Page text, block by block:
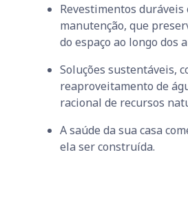
Revestimentos duráveis
manutenção, que
do espaço ao longo dos
Soluções sustentáveis,
reaproveitamento de
racional de recursos
A saúde da sua casa
ela ser construída.